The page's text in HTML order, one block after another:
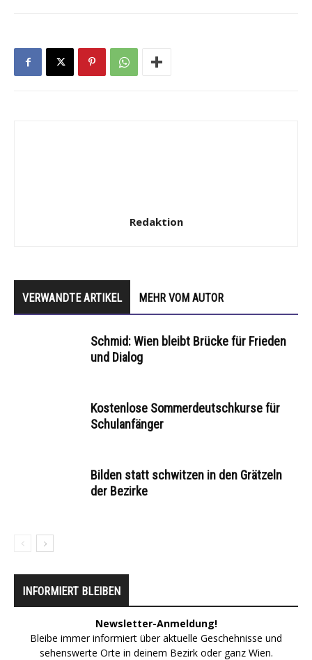
Redaktion
VERWANDTE ARTIKEL MEHR VOM AUTOR
Schmid: Wien bleibt Brücke für Frieden
und Dialog
Kostenlose Sommerdeutschkurse für
Schulanfänger
Bilden statt schwitzen in den Grätzeln
der Bezirke
INFORMIERT BLEIBEN
Newsletter-Anmeldung!
Bleibe immer informiert über aktuelle Geschehnisse und
sehenswerte Orte in deinem Bezirk oder ganz Wien.